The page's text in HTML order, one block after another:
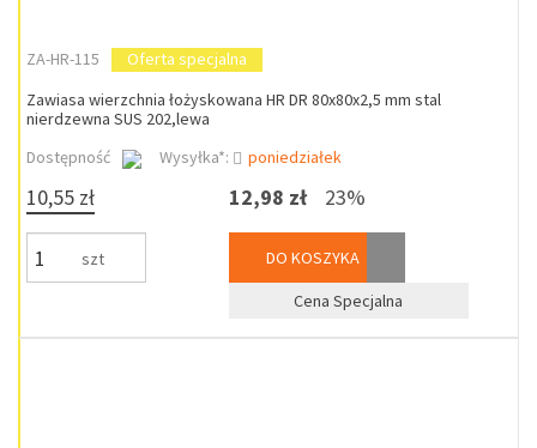
ZA-HR-115
Oferta specjalna
Zawiasa wierzchnia łożyskowana HR DR 80x80x2,5 mm stal
nierdzewna SUS 202,lewa
Dostępność
Wysyłka*: poniedziałek
10,55 zł
szt
12,98 zł 23%
DO KOSZYKA
Cena Specjalna